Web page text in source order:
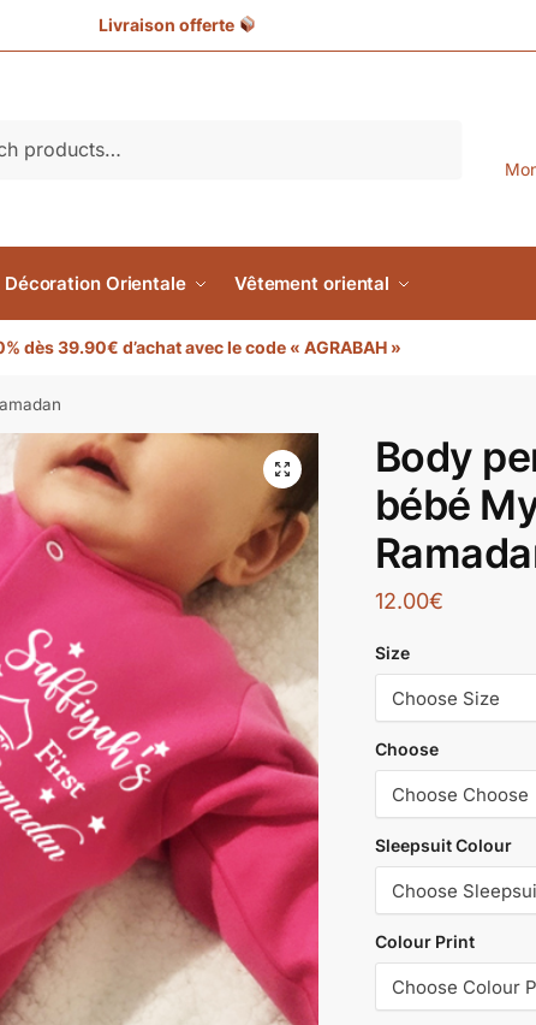
Livraison offerte
Décoration Orientale Vêtement oriental
dès 39.90€ d’achat avec le code « AGRABAH »
Body
bébé
12.00€
Size
Choose
Sleepsuit Colour
Colour Print